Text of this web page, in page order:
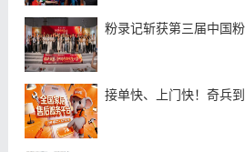
粉录记斩获第三届中国
接单快、上门快！奇兵